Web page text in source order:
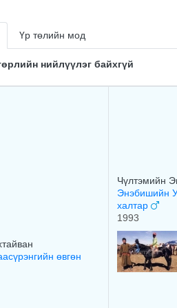
Үр төлийн мод
нийлүүлэг байхгүй
өвгөн
Чүлтэмийн
Энэбишийн
халтар
1993